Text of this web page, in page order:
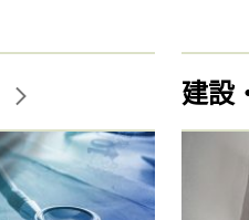
建設